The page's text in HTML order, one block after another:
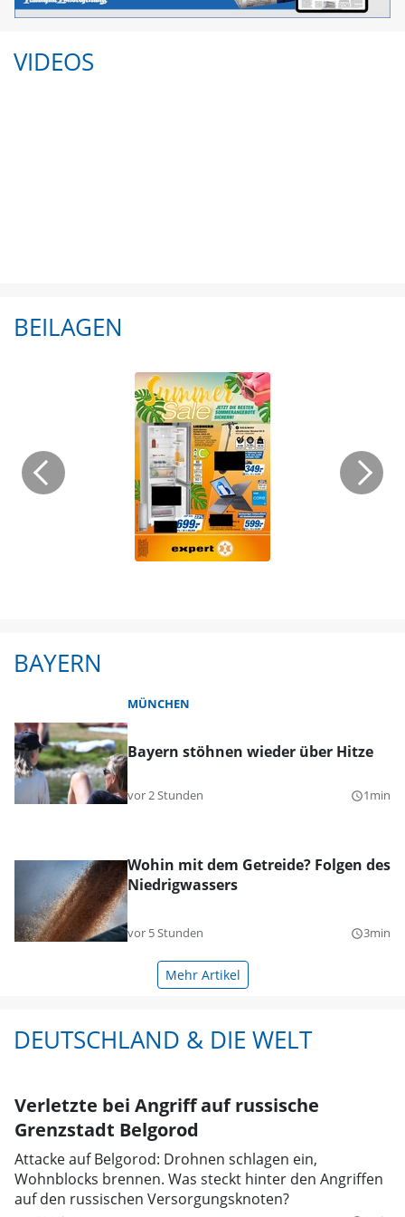
VIDEOS
BEILAGEN
BAYERN
MÜNCHEN
Bayern stöhnen wieder über Hitze
vor 2 Stunden query_builder1min
Wohin mit dem Getreide? Folgen des
Niedrigwassers
vor 5 Stunden query_builder3min
Mehr Artikel
DEUTSCHLAND & DIE WELT
Verletzte bei Angriff auf russische
Grenzstadt Belgorod
Attacke auf Belgorod: Drohnen schlagen ein,
Wohnblocks brennen. Was steckt hinter den Angriffen
auf den russischen Versorgungsknoten?